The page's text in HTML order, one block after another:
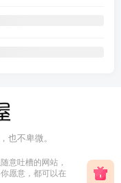
也不卑微。
意吐槽的网站，
愿意，都可以在